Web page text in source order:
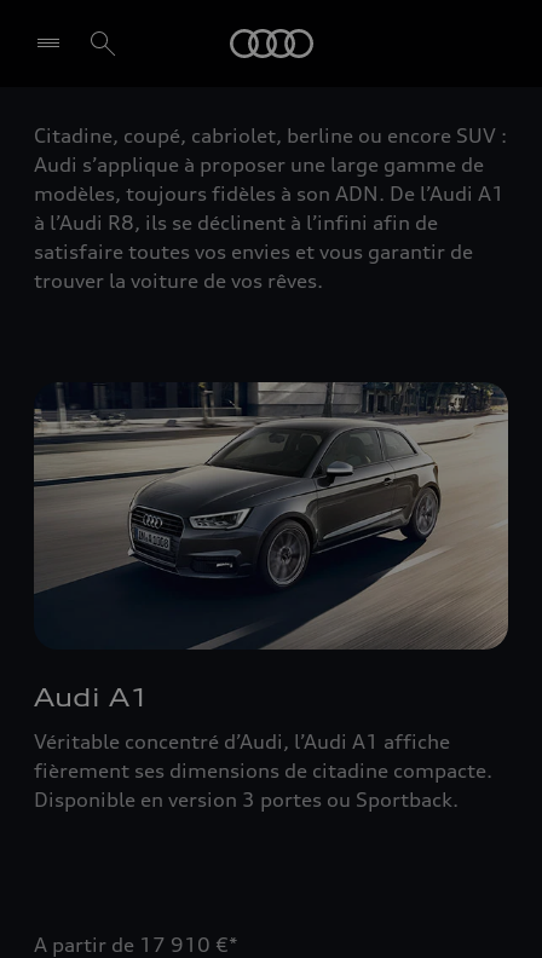
Citadine, coupé, cabriolet, berline ou encore SUV :
Audi s’applique à proposer une large gamme de
modèles, toujours fidèles à son ADN. De l’Audi A1
à l’Audi R8, ils se déclinent à l’infini afin de
satisfaire toutes vos envies et vous garantir de
trouver la voiture de vos rêves.
Audi A1
Véritable concentré d’Audi, l’Audi A1 affiche
fièrement ses dimensions de citadine compacte.
Disponible en version 3 portes ou Sportback.
A partir de 17 910 €*